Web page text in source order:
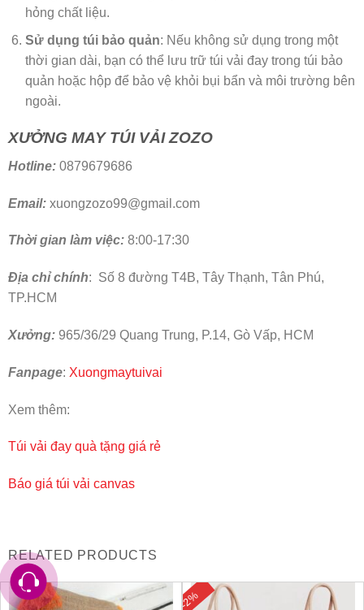
hỏng chất liệu.
Sử dụng túi bảo quản: Nếu không sử dụng trong một
thời gian dài, bạn có thể lưu trữ túi vải đay trong túi bảo
quản hoặc hộp để bảo vệ khỏi bụi bẩn và môi trường bên
ngoài.
XƯỞNG MAY TÚI VẢI ZOZO
Hotline: 0879679686
Email: xuongzozo99@gmail.com
Thời gian làm việc: 8:00-17:30
Địa chỉ chính: Số 8 đường T4B, Tây Thạnh, Tân Phú,
TP.HCM
Xưởng: 965/36/29 Quang Trung, P.14, Gò Vấp, HCM
Fanpage: Xuongmaytuivai
Xem thêm:
Túi vải đay quà tặng giá rẻ
Báo giá túi vải canvas
RELATED PRODUCTS
-2%